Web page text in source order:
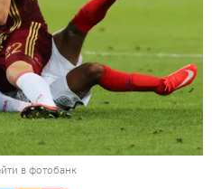
в фотобанк